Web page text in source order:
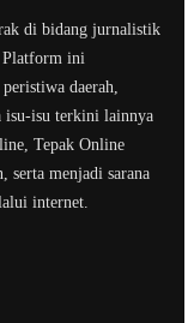
di bidang jurnalistik
Platform ini
daerah,
isu-isu terkini lainnya
Tepak Online
serta menjadi sarana
internet.